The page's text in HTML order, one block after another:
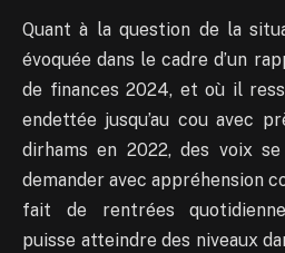
Quant à la question de la
évoquée dans le cadre d’un
de finances 2024, et où il
endettée jusqu’au cou avec
dirhams en 2022, des voix
demander avec appréhension
fait de rentrées
puisse atteindre des niveaux